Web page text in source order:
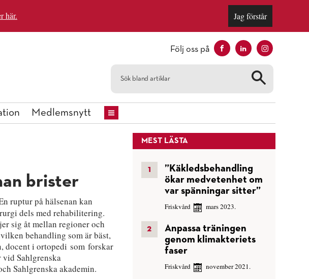
här. Jag förstår
Medlemsnytt
Följ oss på
brister
ruptur på hälsenan kan
dels med rehabilitering.
sig åt mellan regioner och
behandling som är bäst,
docent i ortopedi som forskar
vid Sahlgrenska
Sahlgrenska akademin.
MEST LÄSTA
”Käkledsbehandling
ökar medvetenhet om
var spänningar sitter”
Friskvård mars 2023.
Anpassa träningen
genom klimakteriets
faser
Friskvård november 2021.